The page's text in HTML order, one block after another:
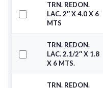
TRN. REDON.
LAC. 2″ X 4.0 X 6
MTS
TRN. REDON.
LAC. 2.1/2″ X 1.8
X 6 MTS.
TRN. REDON.